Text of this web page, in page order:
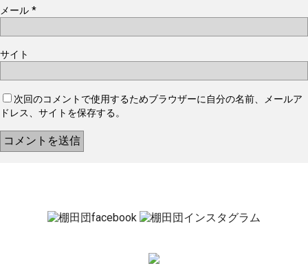
メール *
サイト
次回のコメントで使用するためブラウザーに自分の名前、メールア
ドレス、サイトを保存する。